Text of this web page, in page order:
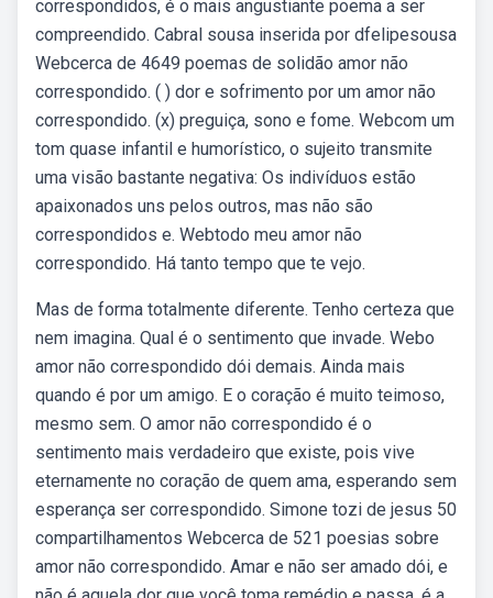
correspondidos, é o mais angustiante poema a ser
compreendido. Cabral sousa inserida por dfelipesousa
Webcerca de 4649 poemas de solidão amor não
correspondido. ( ) dor e sofrimento por um amor não
correspondido. (x) preguiça, sono e fome. Webcom um
tom quase infantil e humorístico, o sujeito transmite
uma visão bastante negativa: Os indivíduos estão
apaixonados uns pelos outros, mas não são
correspondidos e. Webtodo meu amor não
correspondido. Há tanto tempo que te vejo.
Mas de forma totalmente diferente. Tenho certeza que
nem imagina. Qual é o sentimento que invade. Webo
amor não correspondido dói demais. Ainda mais
quando é por um amigo. E o coração é muito teimoso,
mesmo sem. O amor não correspondido é o
sentimento mais verdadeiro que existe, pois vive
eternamente no coração de quem ama, esperando sem
esperança ser correspondido. Simone tozi de jesus 50
compartilhamentos Webcerca de 521 poesias sobre
amor não correspondido. Amar e não ser amado dói, e